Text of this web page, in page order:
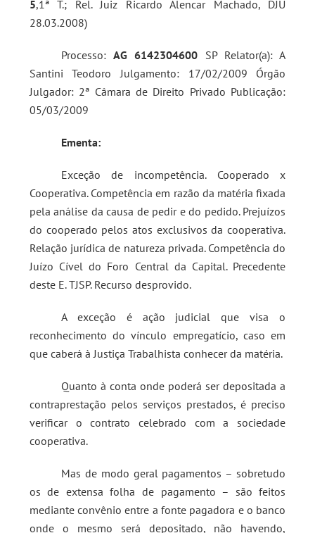
5,1ª T.; Rel. Juiz Ricardo Alencar Machado, DJU
28.03.2008)
Processo:AG 6142304600 SP Relator(a): A
Santini Teodoro Julgamento: 17/02/2009 Órgão
Julgador: 2ª Câmara de Direito Privado Publicação:
05/03/2009
Ementa:
Exceção de incompetência. Cooperado x
Cooperativa. Competência em razão da matéria fixada
pela análise da causa de pedir e do pedido. Prejuízos
do cooperado pelos atos exclusivos da cooperativa.
Relação jurídica de natureza privada. Competência do
Juízo Cível do Foro Central da Capital. Precedente
deste E. TJSP. Recurso desprovido.
A exceção é ação judicial que visa o
reconhecimento do vínculo empregatício, caso em
que caberá à Justiça Trabalhista conhecer da matéria.
Quanto à conta onde poderá ser depositada a
contraprestação pelos serviços prestados, é preciso
verificar o contrato celebrado com a sociedade
cooperativa.
Mas de modo geral pagamentos – sobretudo
os de extensa folha de pagamento – são feitos
mediante convênio entre a fonte pagadora e o banco
onde o mesmo será depositado, não havendo,